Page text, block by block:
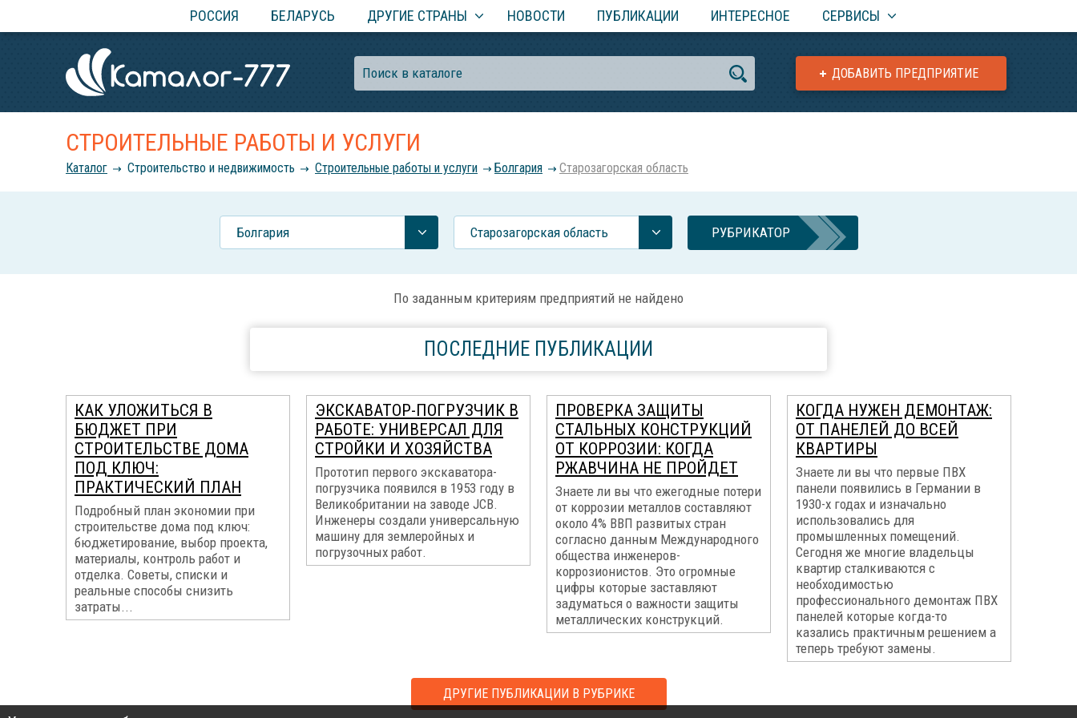
РОССИЯ БЕЛАРУСЬ ДРУГИЕ СТРАНЫ НОВОСТИ ПУБЛИКАЦИИ ИНТЕРЕСНОЕ СЕРВИСЫ
ДОБАВИТЬ ПРЕДПРИЯТИЕ
СТРОИТЕЛЬНЫЕ РАБОТЫ И УСЛУГИ
Каталог Строительство и недвижимость Строительные работы и услуги Болгария Старозагорская область
Болгария Старозагорская область РУБРИКАТОР
По заданным критериям предприятий не найдено
ПОСЛЕДНИЕ ПУБЛИКАЦИИ
КАК УЛОЖИТЬСЯ В
БЮДЖЕТ ПРИ
СТРОИТЕЛЬСТВЕ ДОМА
ПОД КЛЮЧ:
ПРАКТИЧЕСКИЙ ПЛАН
Подробный план экономии при
строительстве дома под ключ:
бюджетирование, выбор проекта,
материалы, контроль работ и
отделка. Советы, списки и
реальные способы снизить
затраты...
ЭКСКАВАТОР-ПОГРУЗЧИК В
РАБОТЕ: УНИВЕРСАЛ ДЛЯ
СТРОЙКИ И ХОЗЯЙСТВА
Прототип первого экскаватора-
погрузчика появился в 1953 году в
Великобритании на заводе JCB.
Инженеры создали универсальную
машину для землеройных и
погрузочных работ.
ПРОВЕРКА ЗАЩИТЫ
СТАЛЬНЫХ КОНСТРУКЦИЙ
ОТ КОРРОЗИИ: КОГДА
РЖАВЧИНА НЕ ПРОЙДЕТ
Знаете ли вы что ежегодные потери
от коррозии металлов составляют
около 4% ВВП развитых стран
согласно данным Международного
общества инженеров-
коррозионистов. Это огромные
цифры которые заставляют
задуматься о важности защиты
металлических конструкций.
КОГДА НУЖЕН ДЕМОНТАЖ:
ОТ ПАНЕЛЕЙ ДО ВСЕЙ
КВАРТИРЫ
Знаете ли вы что первые ПВХ
панели появились в Германии в
1930-х годах и изначально
использовались для
промышленных помещений.
Сегодня же многие владельцы
квартир сталкиваются с
необходимостью
профессионального демонтаж ПВХ
панелей которые когда-то
казались практичным решением а
теперь требуют замены.
ДРУГИЕ ПУБЛИКАЦИИ В РУБРИКЕ